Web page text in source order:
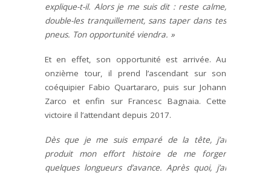
explique-t-il. Alors je me suis dit : reste calme,
double-les tranquillement, sans taper dans tes
pneus. Ton opportunité viendra. »
Et en effet, son opportunité est arrivée. Au
onzième tour, il prend l’ascendant sur son
coéquipier Fabio Quartararo, puis sur Johann
Zarco et enfin sur Francesc Bagnaia. Cette
victoire il l’attendant depuis 2017.
Dès que je me suis emparé de la tête, j’ai
produit mon effort histoire de me forger
quelques longueurs d’avance. Après quoi, j’ai